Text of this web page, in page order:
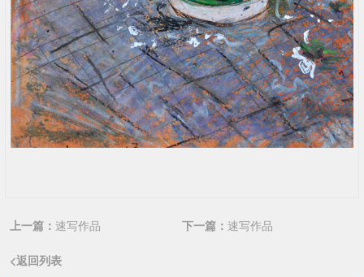
上一篇： 速写作品 下一篇： 速写作品
<返回列表